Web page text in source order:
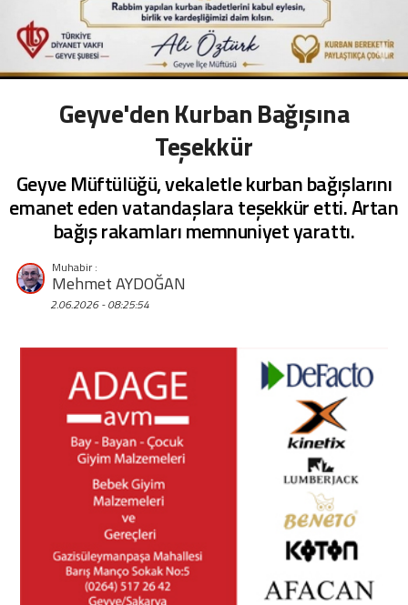
Geyve'den Kurban Bağışına
Teşekkür
Geyve Müftülüğü, vekaletle kurban bağışlarını
emanet eden vatandaşlara teşekkür etti. Artan
bağış rakamları memnuniyet yarattı.
Mehmet AYDOĞAN
2.06.2026 - 08:25:54